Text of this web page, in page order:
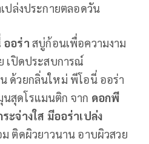
ปล่งประกายตลอดวัน
อร่า สบู่ก้อนเพื่อความงาม
เปิดประสบการณ์
ด้วยกลิ่นใหม่ พีโอนี่ ออร่า
สุดโรแมนติก จาก ดอกพี
ระจ่างใส มีออร่าเปล่ง
ติดผิวยาวนาน อาบผิวสวย